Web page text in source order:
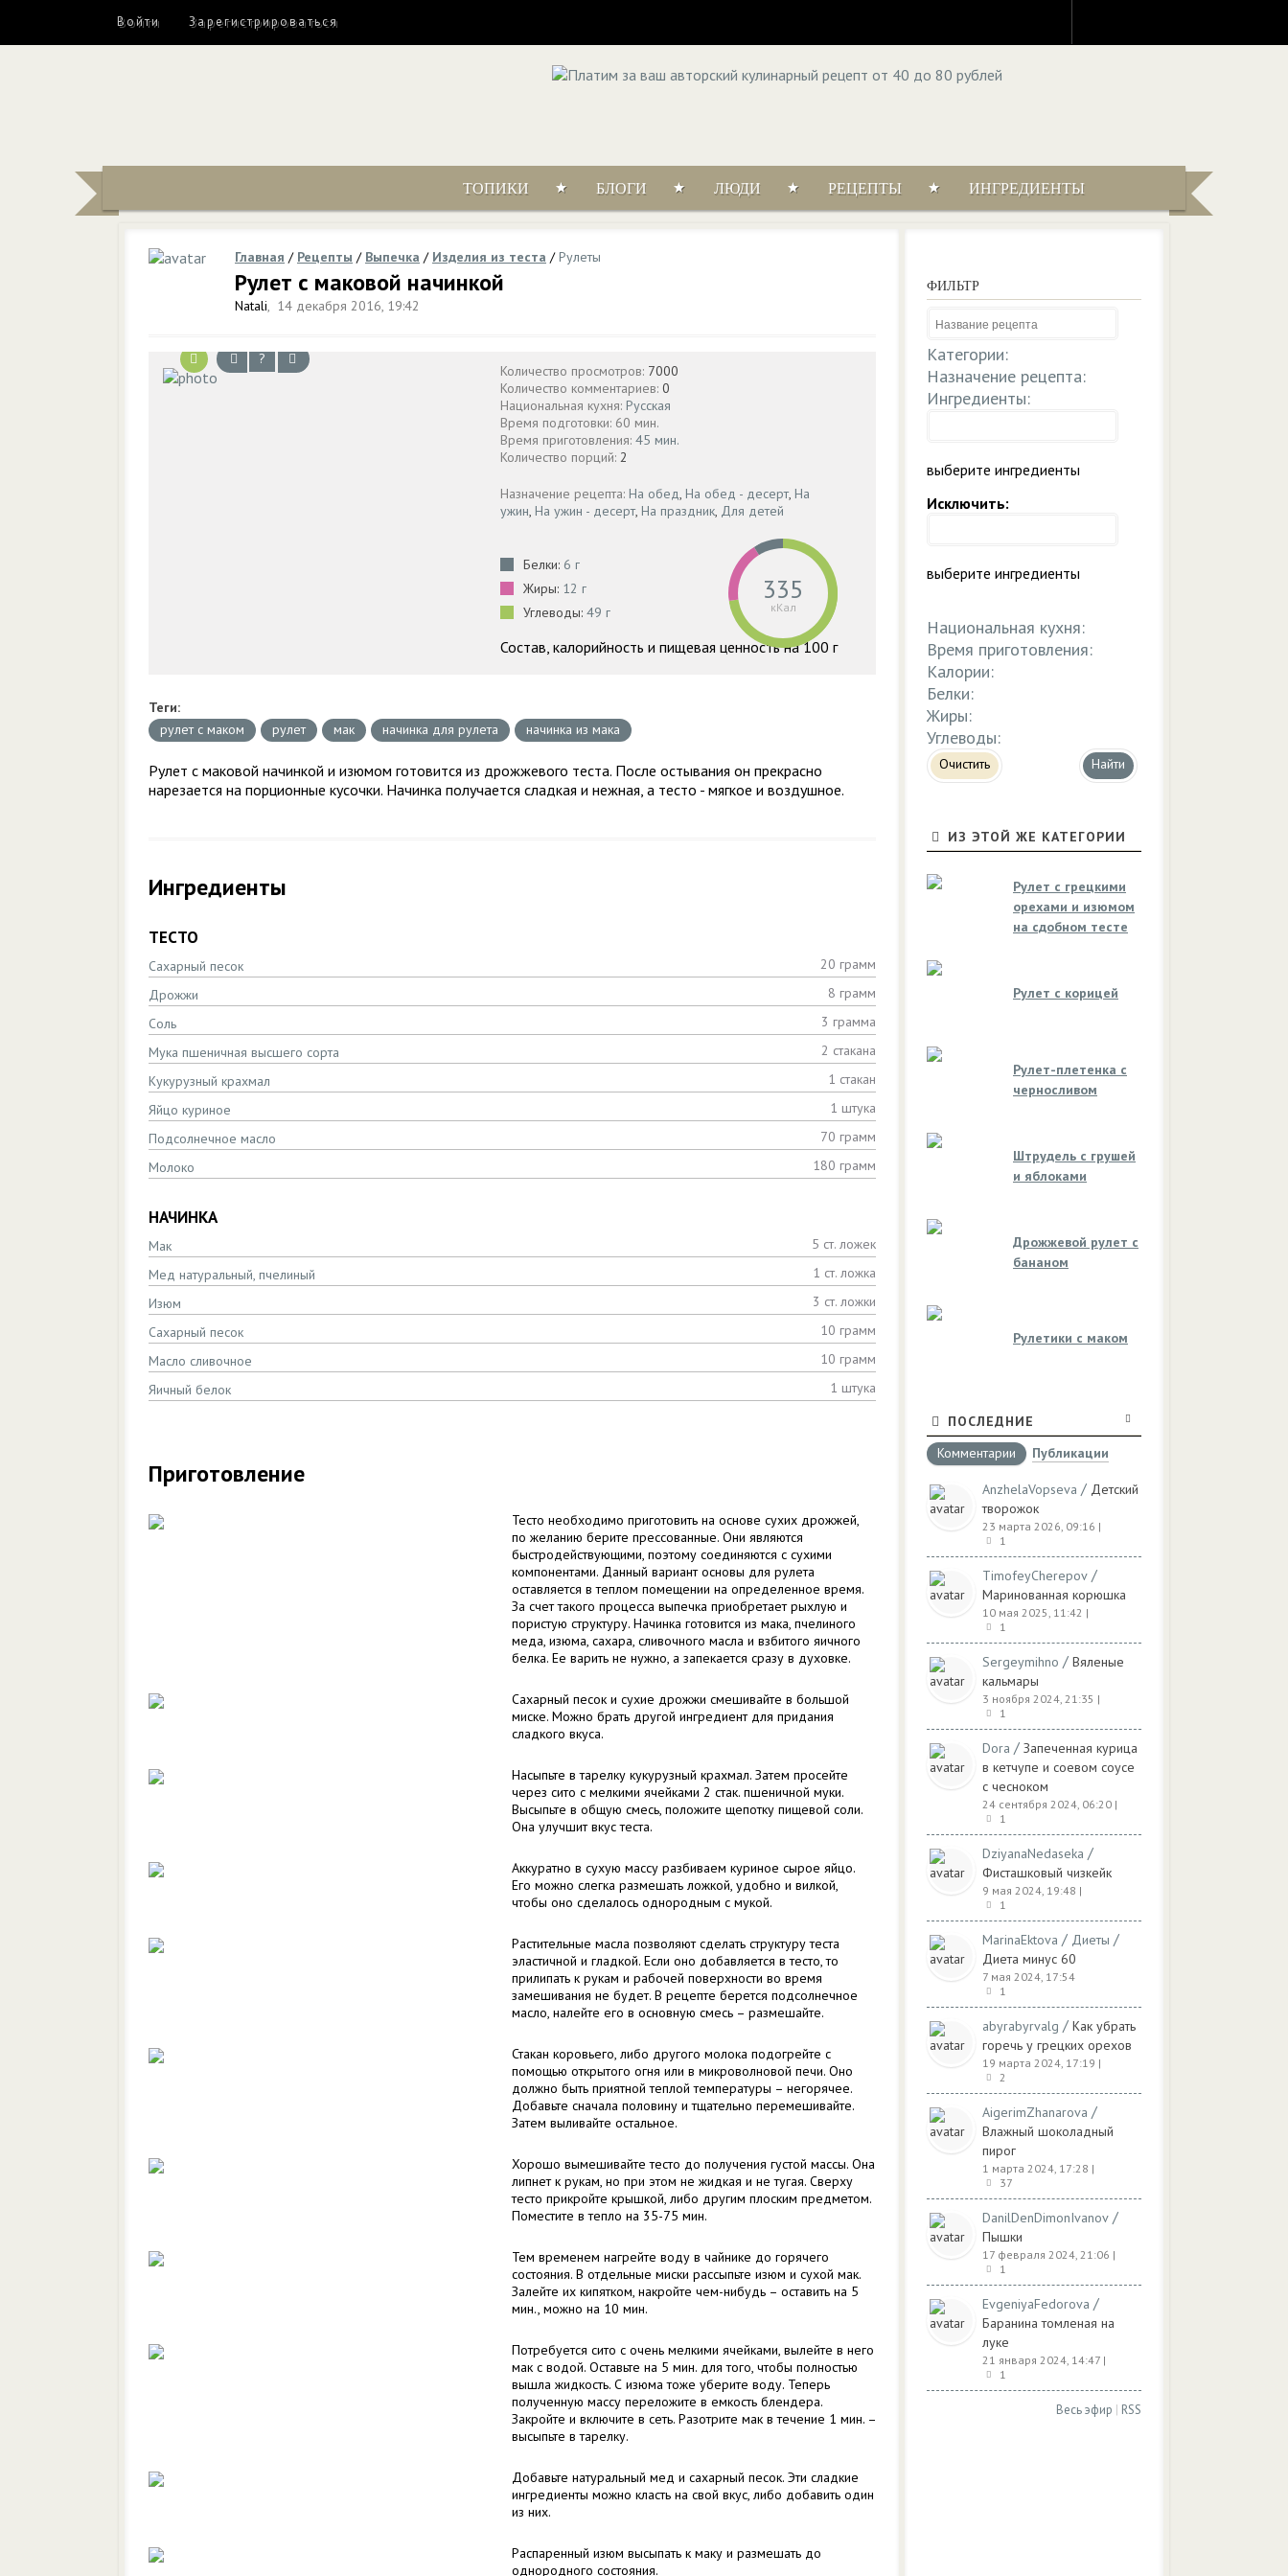
Войти Зарегистрироваться
ТОПИКИ БЛОГИ ЛЮДИ РЕЦЕПТЫ ИНГРЕДИЕНТЫ
Главная / Рецепты / Выпечка / Изделия из теста /Рулеты
Рулет с маковой начинкой
Natali, 14 декабря 2016, 19:42
?
Количество просмотров: 7000
Количество комментариев: 0
Национальная кухня: Русская
Время подготовки: 60 мин.
Время приготовления: 45 мин.
Количество порций: 2
Назначение рецепта: На обед, На обед - десерт, На
ужин, На ужин - десерт, На праздник, Для детей
Белки: 6 г
Жиры: 12 г
Углеводы: 49 г
335
кКал
Состав, калорийность и пищевая ценность на 100 г
Теги:
рулет с маком
рулет мак начинка для рулета начинка из мака
Рулет с маковой начинкой и изюмом готовится из дрожжевого теста. После остывания он прекрасно
нарезается на порционные кусочки. Начинка получается сладкая и нежная, а тесто - мягкое и воздушное.
Ингредиенты
ТЕСТО
Сахарный песок
20 грамм
Дрожжи
8 грамм
Соль
3 грамма
Мука пшеничная высшего сорта
2 стакана
Кукурузный крахмал
1 стакан
Яйцо куриное
1 штука
Подсолнечное масло
70 грамм
Молоко
180 грамм
НАЧИНКА
Мак
5 ст. ложек
Мед натуральный, пчелиный
1 ст. ложка
Изюм
3 ст. ложки
Сахарный песок
10 грамм
Масло сливочное
10 грамм
Яичный белок
1 штука
Приготовление
Тесто необходимо приготовить на основе сухих дрожжей,
по желанию берите прессованные. Они являются
быстродействующими, поэтому соединяются с сухими
компонентами. Данный вариант основы для рулета
оставляется в теплом помещении на определенное время.
За счет такого процесса выпечка приобретает рыхлую и
пористую структуру. Начинка готовится из мака, пчелиного
меда, изюма, сахара, сливочного масла и взбитого яичного
белка. Ее варить не нужно, а запекается сразу в духовке.
Сахарный песок и сухие дрожжи смешивайте в большой
миске. Можно брать другой ингредиент для придания
сладкого вкуса.
Насыпьте в тарелку кукурузный крахмал. Затем просейте
через сито с мелкими ячейками 2 стак. пшеничной муки.
Высыпьте в общую смесь, положите щепотку пищевой соли.
Она улучшит вкус теста.
Аккуратно в сухую массу разбиваем куриное сырое яйцо.
Его можно слегка размешать ложкой, удобно и вилкой,
чтобы оно сделалось однородным с мукой.
Растительные масла позволяют сделать структуру теста
эластичной и гладкой. Если оно добавляется в тесто, то
прилипать к рукам и рабочей поверхности во время
замешивания не будет. В рецепте берется подсолнечное
масло, налейте его в основную смесь – размешайте.
Стакан коровьего, либо другого молока подогрейте с
помощью открытого огня или в микроволновой печи. Оно
должно быть приятной теплой температуры – негорячее.
Добавьте сначала половину и тщательно перемешивайте.
Затем выливайте остальное.
Хорошо вымешивайте тесто до получения густой массы. Она
липнет к рукам, но при этом не жидкая и не тугая. Сверху
тесто прикройте крышкой, либо другим плоским предметом.
Поместите в тепло на 35-75 мин.
Тем временем нагрейте воду в чайнике до горячего
состояния. В отдельные миски рассыпьте изюм и сухой мак.
Залейте их кипятком, накройте чем-нибудь – оставить на 5
мин., можно на 10 мин.
Потребуется сито с очень мелкими ячейками, вылейте в него
мак с водой. Оставьте на 5 мин. для того, чтобы полностью
вышла жидкость. С изюма тоже уберите воду. Теперь
полученную массу переложите в емкость блендера.
Закройте и включите в сеть. Разотрите мак в течение 1 мин. –
высыпьте в тарелку.
Добавьте натуральный мед и сахарный песок. Эти сладкие
ингредиенты можно класть на свой вкус, либо добавить один
из них.
Распаренный изюм высыпать к маку и размешать до
однородного состояния.
ФИЛЬТР
Категории:
Назначение рецепта:
Ингредиенты:
выберите ингредиенты
Исключить:
выберите ингредиенты
Национальная кухня:
Время приготовления:
Калории:
Белки:
Жиры:
Углеводы:
Очистить
ИЗ ЭТОЙ ЖЕ КАТЕГОРИИ
Рулет с грецкими
орехами и изюмом
на сдобном тесте
Рулет с корицей
Рулет-плетенка с
черносливом
Штрудель с грушей
и яблоками
Дрожжевой рулет с
бананом
Рулетики с маком
ПОСЛЕДНИЕ
Комментарии
Публикации
AnzhelaVopseva / Детский
творожок
23 марта 2026, 09:16 |
1
TimofeyCherepov /
Маринованная корюшка
10 мая 2025, 11:42 |
1
Sergeymihno / Вяленые
кальмары
3 ноября 2024, 21:35 |
1
Dora / Запеченная курица
в кетчупе и соевом соусе
с чесноком
24 сентября 2024, 06:20 |
1
DziyanaNedaseka /
Фисташковый чизкейк
9 мая 2024, 19:48 |
1
MarinaEktova / Диеты /
Диета минус 60
7 мая 2024, 17:54
1
abyrabyrvalg / Как убрать
горечь у грецких орехов
19 марта 2024, 17:19 |
2
AigerimZhanarova /
Влажный шоколадный
пирог
1 марта 2024, 17:28 |
37
DanilDenDimonIvanov /
Пышки
17 февраля 2024, 21:06 |
1
EvgeniyaFedorova /
Баранина томленая на
луке
21 января 2024, 14:47 |
1
Весь эфир | RSS